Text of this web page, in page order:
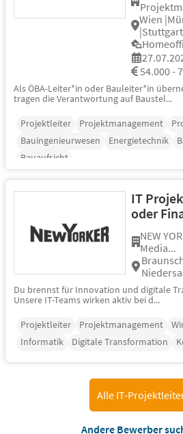
Wien
54.000 -
Als ÖBA-Leiter*in oder Bauleiter*in
tragen die Verantwortung auf Baustel...
Projektleiter
Projektmanagement
Bauingenieurwesen
Energietechnik
Bauaufsicht
IT
oder
NEW
Media...
Du brennst für Innovation und digitale
Unsere IT-Teams wirken aktiv bei d...
Projektleiter
Projektmanagement
Informatik
Digitale Transformation
Alle IT-
Andere Bewerber